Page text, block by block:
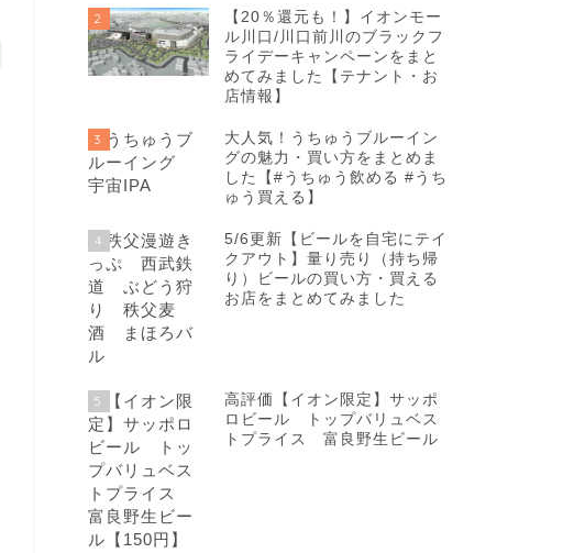
2
【20％還元も！】イオンモー
ル川口/川口前川のブラックフ
ライデーキャンペーンをまと
めてみました【テナント・お
店情報】
3
大人気！うちゅうブルーイン
グの魅力・買い方をまとめま
した【#うちゅう飲める #うち
ゅう買える】
4
5/6更新【ビールを自宅にテイ
クアウト】量り売り（持ち帰
り）ビールの買い方・買える
お店をまとめてみました
5
高評価【イオン限定】サッポ
ロビール トップバリュベス
トプライス 富良野生ビール